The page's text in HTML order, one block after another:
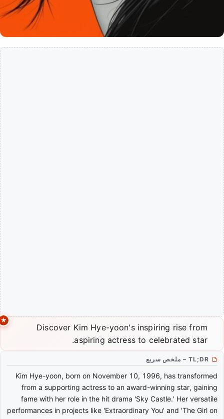
Discover Kim Hye-yoon's inspiring rise from
aspiring actress to celebrated star.
TL;DR – ملخص سريع
Kim Hye-yoon, born on November 10, 1996, has transformed
from a supporting actress to an award-winning star, gaining
fame with her role in the hit drama 'Sky Castle.' Her versatile
performances in projects like 'Extraordinary You' and 'The Girl on